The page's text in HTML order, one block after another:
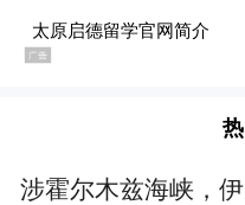
黄冈市区在当晚
最大风速超过15级。
在受灾最严重的黄
涉霍尔木兹海峡，